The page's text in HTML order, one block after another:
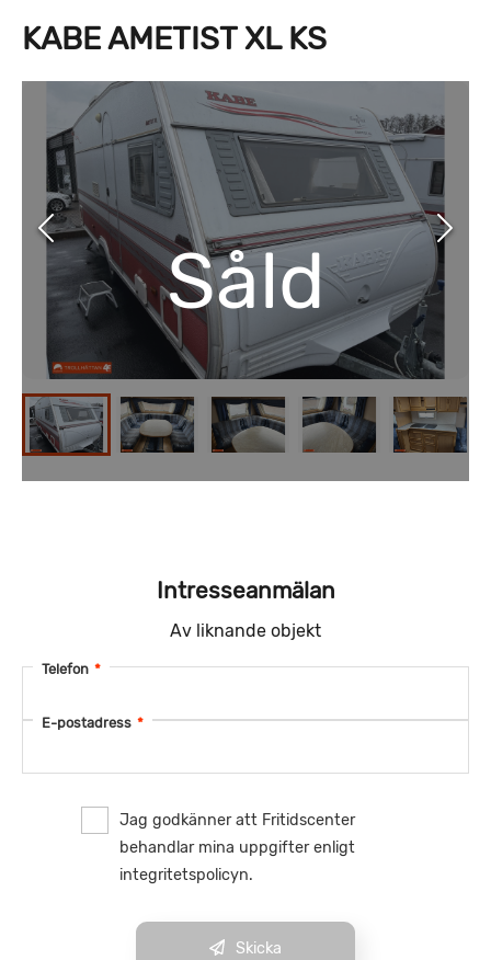
KABE AMETIST XL KS
Såld
Intresseanmälan
Av liknande objekt
Telefon *
E-postadress *
Jag godkänner att Fritidscenter
behandlar mina uppgifter enligt
integritetspolicyn.
Skicka